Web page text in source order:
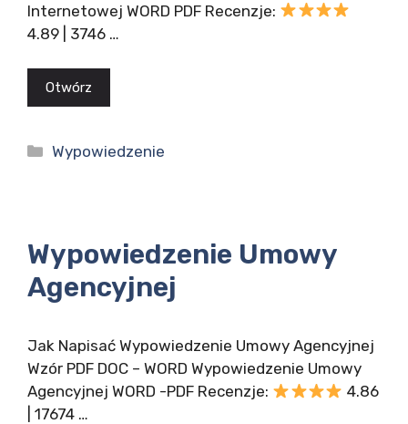
Internetowej WORD PDF Recenzje:
4.89 | 3746 …
Otwórz
Kategorie
Wypowiedzenie
Wypowiedzenie Umowy
Agencyjnej
Jak Napisać Wypowiedzenie Umowy Agencyjnej
Wzór PDF DOC – WORD Wypowiedzenie Umowy
Agencyjnej WORD -PDF Recenzje:
4.86
| 17674 …